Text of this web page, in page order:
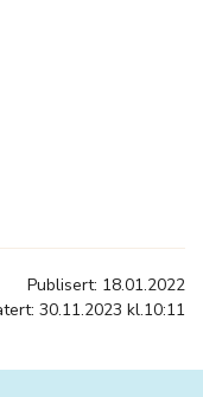
Publisert: 18.01.2022
30.11.2023 kl.10:11